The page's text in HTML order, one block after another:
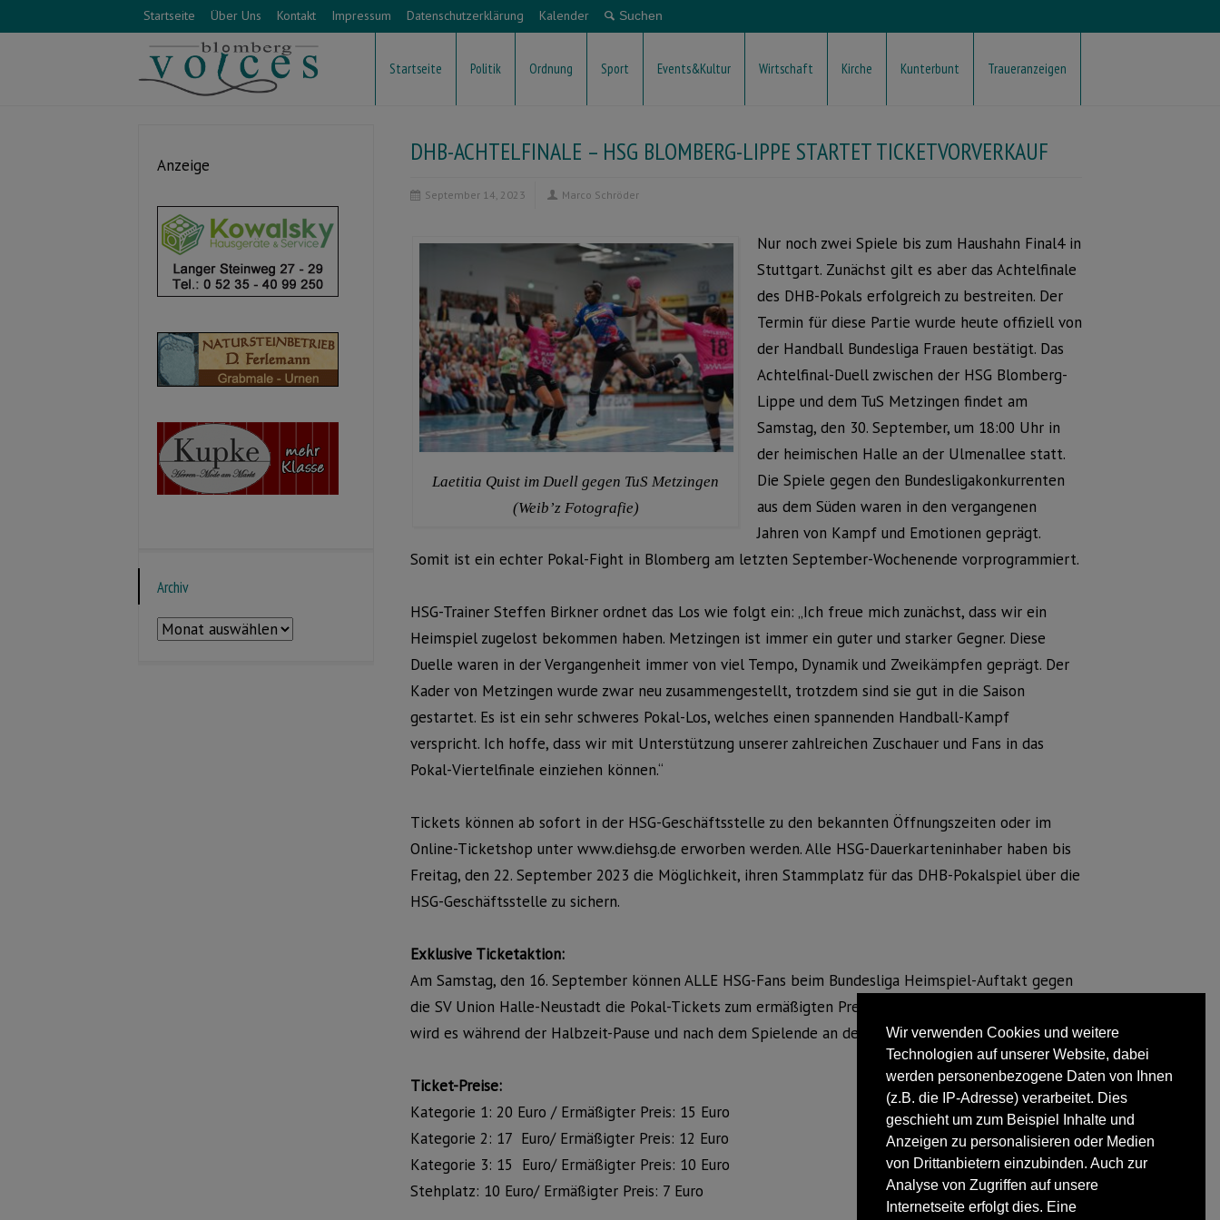
Wir verwenden Cookies und weitere
Technologien auf unserer Website, dabei
werden personenbezogene Daten von Ihnen
(z.B. die IP-Adresse) verarbeitet. Dies
geschieht um zum Beispiel Inhalte und
Anzeigen zu personalisieren oder Medien
von Drittanbietern einzubinden. Auch zur
Analyse von Zugriffen auf unsere
Internetseite erfolgt dies. Eine
Startseite Über Uns Kontakt Impressum Datenschutzerklärung Kalender
Startseite Politik Ordnung Sport Events&Kultur Wirtschaft Kirche Kunterbunt Traueranzeigen
DHB-ACHTELFINALE – HSG BLOMBERG-LIPPE STARTET TICKETVORVERKAUF
September 14, 2023 Marco Schröder
Laetitia Quist im Duell gegen TuS Metzingen
(Weib’z Fotografie)
Nur noch zwei Spiele bis zum Haushahn Final4 in
Stuttgart. Zunächst gilt es aber das Achtelfinale
des DHB-Pokals erfolgreich zu bestreiten. Der
Termin für diese Partie wurde heute offiziell von
der Handball Bundesliga Frauen bestätigt. Das
Achtelfinal-Duell zwischen der HSG Blomberg-
Lippe und dem TuS Metzingen findet am
Samstag, den 30. September, um 18:00 Uhr in
der heimischen Halle an der Ulmenallee statt.
Die Spiele gegen den Bundesligakonkurrenten
aus dem Süden waren in den vergangenen
Jahren von Kampf und Emotionen geprägt.
Somit ist ein echter Pokal-Fight in Blomberg am letzten September-Wochenende vorprogrammiert.
HSG-Trainer Steffen Birkner ordnet das Los wie folgt ein: „Ich freue mich zunächst, dass wir ein
Heimspiel zugelost bekommen haben. Metzingen ist immer ein guter und starker Gegner. Diese
Duelle waren in der Vergangenheit immer von viel Tempo, Dynamik und Zweikämpfen geprägt. Der
Kader von Metzingen wurde zwar neu zusammengestellt, trotzdem sind sie gut in die Saison
gestartet. Es ist ein sehr schweres Pokal-Los, welches einen spannenden Handball-Kampf
verspricht. Ich hoffe, dass wir mit Unterstützung unserer zahlreichen Zuschauer und Fans in das
Pokal-Viertelfinale einziehen können.“
Tickets können ab sofort in der HSG-Geschäftsstelle zu den bekannten Öffnungszeiten oder im
Online-Ticketshop unter www.diehsg.de erworben werden. Alle HSG-Dauerkarteninhaber haben bis
Freitag, den 22. September 2023 die Möglichkeit, ihren Stammplatz für das DHB-Pokalspiel über die
HSG-Geschäftsstelle zu sichern.
Exklusive Ticketaktion:
Am Samstag, den 16. September können ALLE HSG-Fans beim Bundesliga Heimspiel-Auftakt gegen
die SV Union Halle-Neustadt die Pokal-Tickets zum ermäßigten Preis erwerben. Möglichkeiten dazu
wird es während der Halbzeit-Pause und nach dem Spielende an der Kasse geben.
Ticket-Preise:
Kategorie 1: 20 Euro / Ermäßigter Preis: 15 Euro
Kategorie 2: 17 Euro/ Ermäßigter Preis: 12 Euro
Kategorie 3: 15 Euro/ Ermäßigter Preis: 10 Euro
Stehplatz: 10 Euro/ Ermäßigter Preis: 7 Euro
Anzeige
Archiv
Archiv